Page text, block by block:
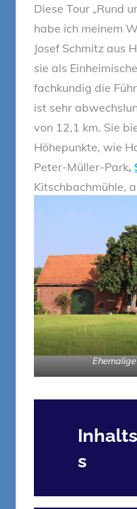
Diese Tour „Rund
habe ich meinem
Josef Schmitz aus
sie als
fachkundig die
ist sehr
von 12,1 km. Sie
Höhepunkte, wie
Peter-Müller-Park,
Kitschbachmühle,
s